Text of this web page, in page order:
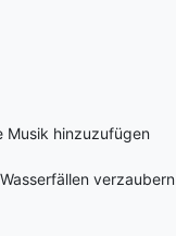
Musik hinzuzufügen
verzaubern